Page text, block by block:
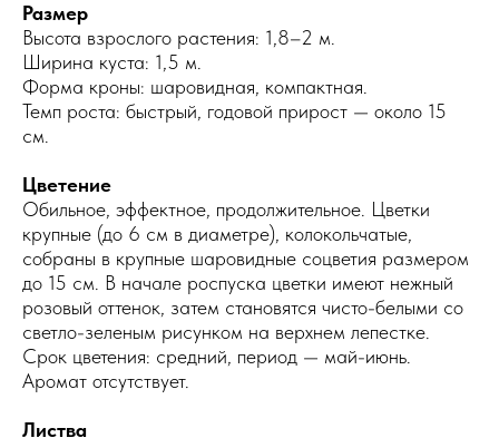
Размер
Высота взрослого растения: 1,8–2 м.
Ширина куста: 1,5 м.
Форма кроны: шаровидная, компактная.
Темп роста: быстрый, годовой прирост — около 15
см.
Цветение
Обильное, эффектное, продолжительное. Цветки
крупные (до 6 см в диаметре), колокольчатые,
собраны в крупные шаровидные соцветия размером
до 15 см. В начале роспуска цветки имеют нежный
розовый оттенок, затем становятся чисто-белыми со
светло-зеленым рисунком на верхнем лепестке.
Срок цветения: средний, период — май-июнь.
Аромат отсутствует.
Листва